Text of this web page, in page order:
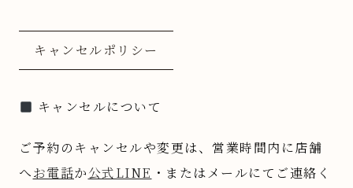
キャンセルポリシー
キャンセルについて
ご予約のキャンセルや変更は、営業時間内に店舗
へお電話か公式LINE ・またはメールにてご連絡く